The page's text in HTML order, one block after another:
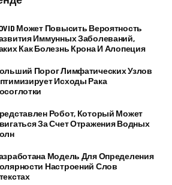
Может Повысить Вероятность
Иммунных Заболеваний,
Как Болезнь Крона И Алопеция
Порог Лимфатических Узлов
Исходы Рака
Робот, Который Может
За Счет Отражения Водных
Модель Для Определения
Настроений Слов